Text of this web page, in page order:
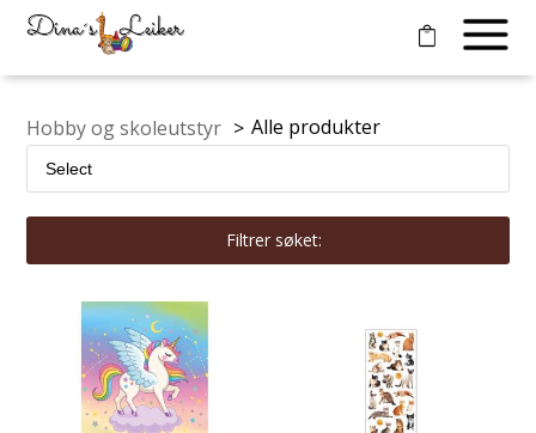
Hobby og skoleutstyr > Alle produkter
Filtrer søket: